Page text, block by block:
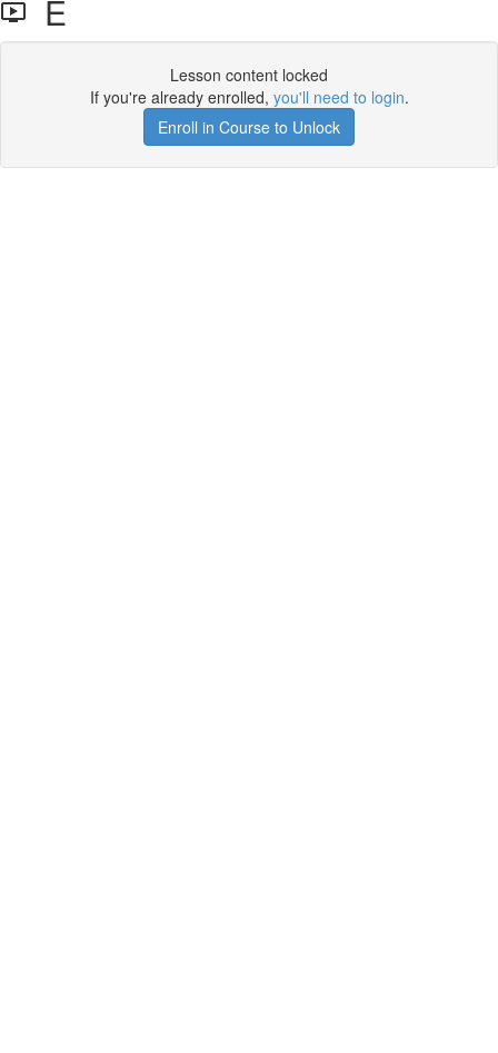
E
Lesson content locked
If you're already enrolled, you'll need to login.
Enroll in Course to Unlock